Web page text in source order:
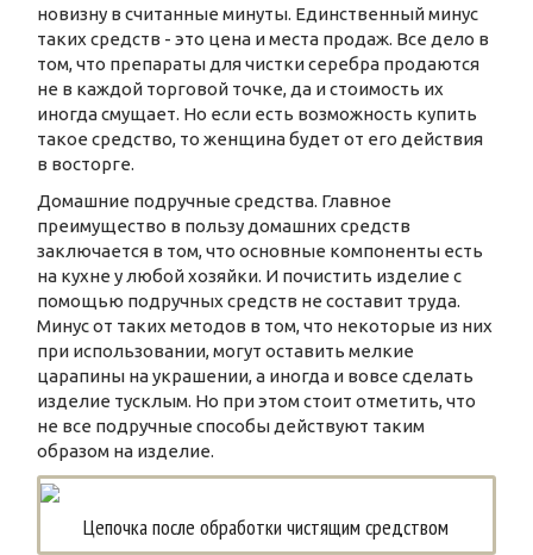
новизну в считанные минуты. Единственный минус
таких средств - это цена и места продаж. Все дело в
том, что препараты для чистки серебра продаются
не в каждой торговой точке, да и стоимость их
иногда смущает. Но если есть возможность купить
такое средство, то женщина будет от его действия
в восторге.
Домашние подручные средства. Главное
преимущество в пользу домашних средств
заключается в том, что основные компоненты есть
на кухне у любой хозяйки. И почистить изделие с
помощью подручных средств не составит труда.
Минус от таких методов в том, что некоторые из них
при использовании, могут оставить мелкие
царапины на украшении, а иногда и вовсе сделать
изделие тусклым. Но при этом стоит отметить, что
не все подручные способы действуют таким
образом на изделие.
Цепочка после обработки чистящим средством